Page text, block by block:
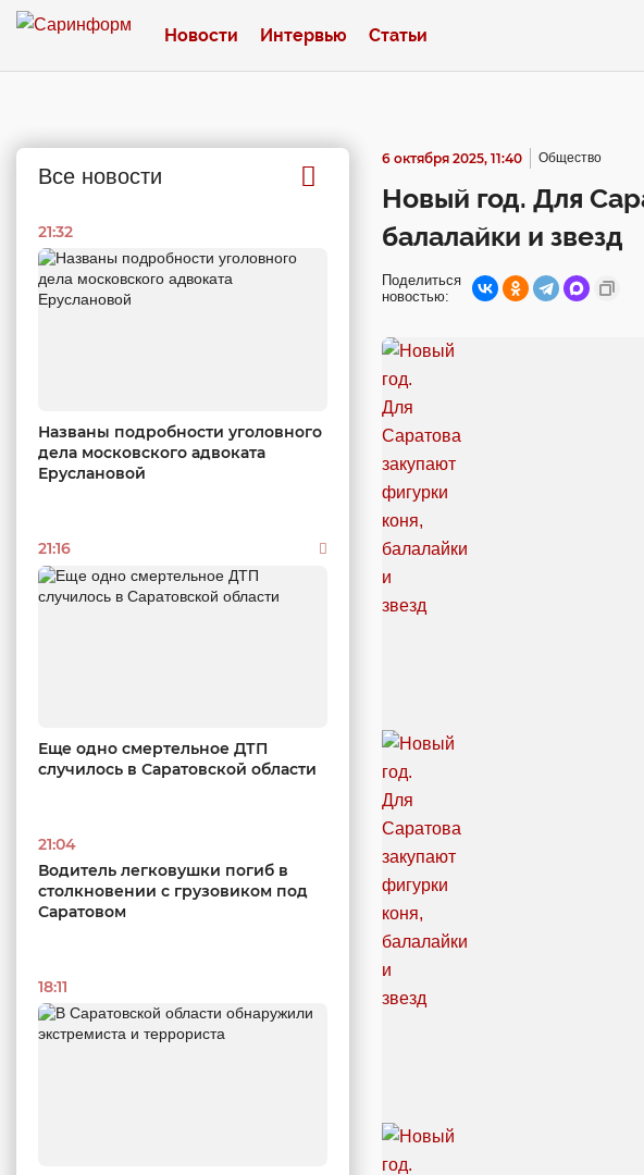
Новости Интервью Статьи
Все новости
21:32
Названы подробности уголовного
дела московского адвоката
Еруслановой
21:16
Еще одно смертельное ДТП
случилось в Саратовской области
21:04
Водитель легковушки погиб в
столкновении с грузовиком под
Саратовом
18:11
6 октября 2025, 11:40 Общество
Новый год. Для
балалайки и звезд
Поделиться
новостью: